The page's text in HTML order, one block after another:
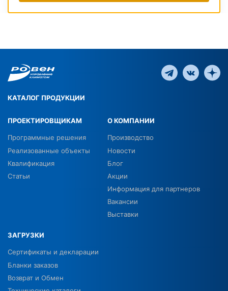
КАТАЛОГ ПРОДУКЦИИ
ПРОЕКТИРОВЩИКАМ
Программные решения
Реализованные объекты
Квалификация
Статьи
О КОМПАНИИ
Производство
Новости
Блог
Акции
Информация для партнеров
Вакансии
Выставки
ЗАГРУЗКИ
Сертификаты и декларации
Бланки заказов
Возврат и Обмен